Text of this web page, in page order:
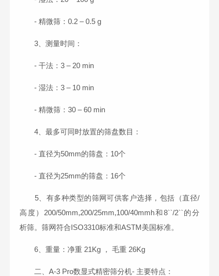
- 精微筛：0.2 – 0.5 g
3、测量时间：
- 干法：3 – 20 min
- 湿法：3 – 10 min
- 精微筛：30 – 60 min
4、最多可同时放置的筛盘数目：
- 直径为50mm的筛盘：10个
- 直径为25mm的筛盘：16个
5、有多种类型的筛网可供客户选择，包括（直径/
高度）200/50mm,200/25mm,100/40mmh和8``/2``的分
析筛。筛网符合ISO3310标准和ASTM美国标准。
6、重量：净重 21Kg ， 毛重 26Kg
二、A-3 Pro数显式精密筛分机- 主要特点：